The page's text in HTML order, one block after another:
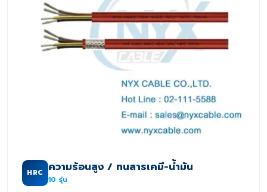
HRC ความร้อนสูง / ทนสารเคมี-น้ำมัน
10 รุ่น